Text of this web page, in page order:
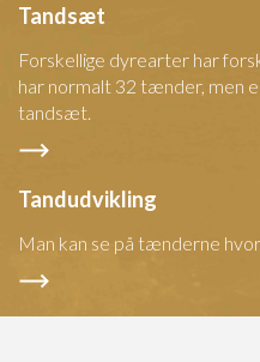
Tandsæt
Forskellige dyrearter har
har normalt 32 tænder, men
tandsæt.
Tandudvikling
Man kan se på tænderne